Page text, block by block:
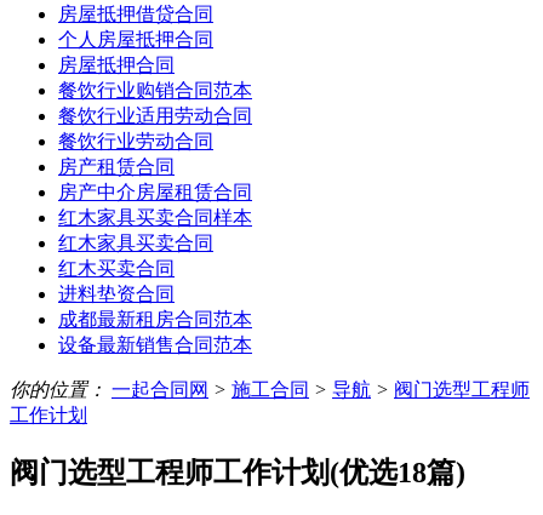
房屋抵押借贷合同
个人房屋抵押合同
房屋抵押合同
餐饮行业购销合同范本
餐饮行业适用劳动合同
餐饮行业劳动合同
房产租赁合同
房产中介房屋租赁合同
红木家具买卖合同样本
红木家具买卖合同
红木买卖合同
进料垫资合同
成都最新租房合同范本
设备最新销售合同范本
你的位置： 一起合同网 > 施工合同 > 导航 > 阀门选型工程师
工作计划
阀门选型工程师工作计划(优选18篇)